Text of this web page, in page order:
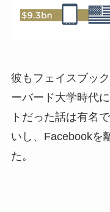
彼もフェイスブッ
ーバード大学時代
トだった話は有名
いし、Facebookを
た。